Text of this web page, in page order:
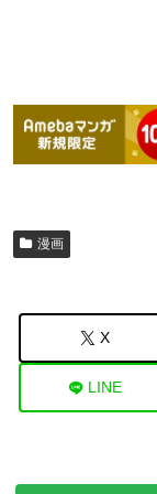
漫画
X
LINE